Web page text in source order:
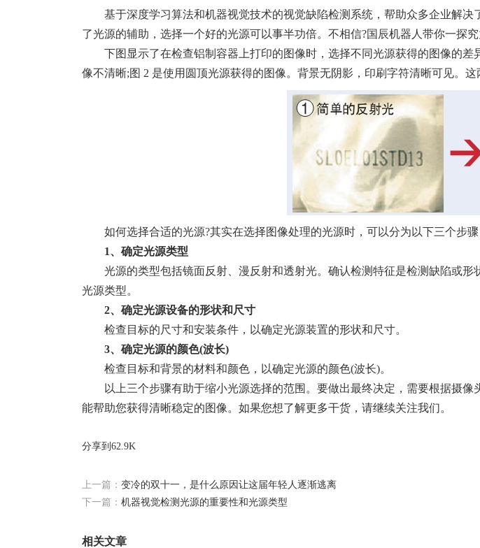
基于深度学习算法和机器视觉技术的视觉缺陷检测系统，帮助众多企业解
了光源的辅助，选择一个好的光源可以事半功倍。不相信?国辰机器人带你一探究
下图显示了在检查铝制容器上打印的图像时，选择不同光源获得的图像的
像不清晰;图 2 是使用圆顶光源获得的图像。背景无阴影，印刷字符清晰可见。
如何选择合适的光源?其实在选择图像处理的光源时，可以分为以下三个步骤
1、确定光源类型
光源的类型包括镜面反射、漫反射和透射光。确认检测特征是检测缺陷或
光源类型。
2、确定光源设备的形状和尺寸
检查目标的尺寸和安装条件，以确定光源装置的形状和尺寸。
3、确定光源的颜色(波长)
检查目标和背景的材料和颜色，以确定光源的颜色(波长)。
以上三个步骤有助于缩小光源选择的范围。要做出最终决定，需要根据摄
能帮助您获得清晰稳定的图像。如果您想了解更多干货，请继续关注我们。
分享到 62.9K
上一篇： 变冷的双十一，是什么原因让这届年轻人逐渐逃离
下一篇： 机器视觉检测光源的重要性和光源类型
相关文章